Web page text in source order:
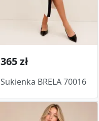
365 zł
Sukienka BRELA 70016